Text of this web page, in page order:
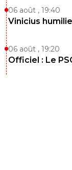
06 août , 19:40
Vinicius
06 août , 19:20
Officiel : Le